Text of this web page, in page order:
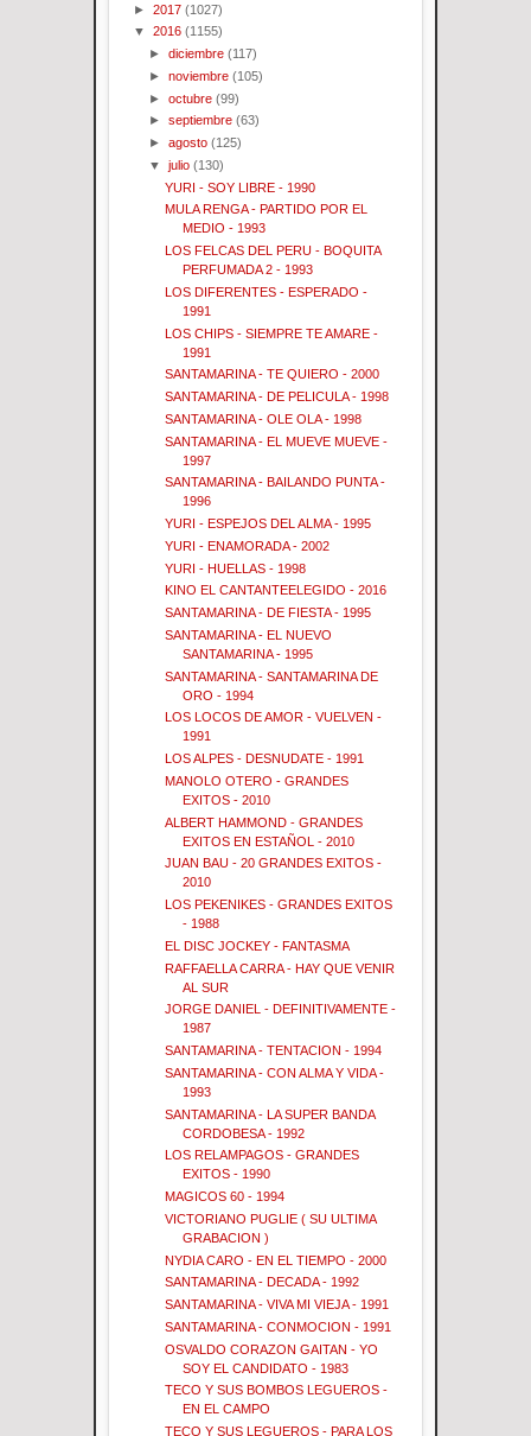
► 2017 (1027)
▼ 2016 (1155)
►diciembre (117)
►noviembre (105)
►octubre (99)
►septiembre (63)
►agosto (125)
▼julio (130)
YURI - SOY LIBRE - 1990
MULA RENGA - PARTIDO POR EL
MEDIO - 1993
LOS FELCAS DEL PERU - BOQUITA
PERFUMADA 2 - 1993
LOS DIFERENTES - ESPERADO -
1991
LOS CHIPS - SIEMPRE TE AMARE -
1991
SANTAMARINA - TE QUIERO - 2000
SANTAMARINA - DE PELICULA - 1998
SANTAMARINA - OLE OLA - 1998
SANTAMARINA - EL MUEVE MUEVE -
1997
SANTAMARINA - BAILANDO PUNTA -
1996
YURI - ESPEJOS DEL ALMA - 1995
YURI - ENAMORADA - 2002
YURI - HUELLAS - 1998
KINO EL CANTANTEELEGIDO - 2016
SANTAMARINA - DE FIESTA - 1995
SANTAMARINA - EL NUEVO
SANTAMARINA - 1995
SANTAMARINA - SANTAMARINA DE
ORO - 1994
LOS LOCOS DE AMOR - VUELVEN -
1991
LOS ALPES - DESNUDATE - 1991
MANOLO OTERO - GRANDES
EXITOS - 2010
ALBERT HAMMOND - GRANDES
EXITOS EN ESTAÑOL - 2010
JUAN BAU - 20 GRANDES EXITOS -
2010
LOS PEKENIKES - GRANDES EXITOS
- 1988
EL DISC JOCKEY - FANTASMA
RAFFAELLA CARRA - HAY QUE VENIR
AL SUR
JORGE DANIEL - DEFINITIVAMENTE -
1987
SANTAMARINA - TENTACION - 1994
SANTAMARINA - CON ALMA Y VIDA -
1993
SANTAMARINA - LA SUPER BANDA
CORDOBESA - 1992
LOS RELAMPAGOS - GRANDES
EXITOS - 1990
MAGICOS 60 - 1994
VICTORIANO PUGLIE ( SU ULTIMA
GRABACION )
NYDIA CARO - EN EL TIEMPO - 2000
SANTAMARINA - DECADA - 1992
SANTAMARINA - VIVA MI VIEJA - 1991
SANTAMARINA - CONMOCION - 1991
OSVALDO CORAZON GAITAN - YO
SOY EL CANDIDATO - 1983
TECO Y SUS BOMBOS LEGUEROS -
EN EL CAMPO
TECO Y SUS LEGUEROS - PARA LOS